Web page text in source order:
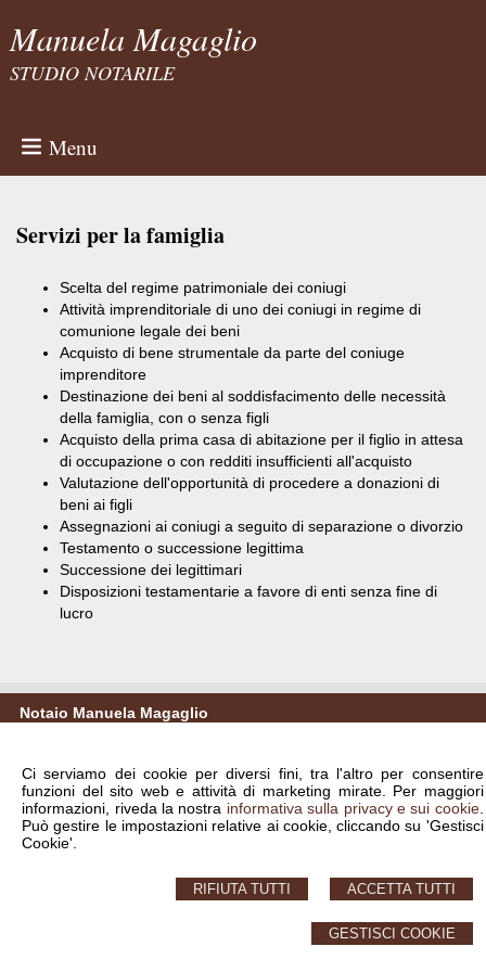
Ci serviamo dei cookie per diversi fini, tra l'altro per consentire
funzioni del sito web e attività di marketing mirate. Per maggiori
informazioni, riveda la nostra informativa sulla privacy e sui cookie.
Può gestire le impostazioni relative ai cookie, cliccando su 'Gestisci
Cookie'.
ACCETTA TUTTI
RIFIUTA TUTTI
GESTISCI COOKIE
Manuela Magaglio
STUDIO NOTARILE
Menu
Servizi per la famiglia
Scelta del regime patrimoniale dei coniugi
Attività imprenditoriale di uno dei coniugi in regime di
comunione legale dei beni
Acquisto di bene strumentale da parte del coniuge
imprenditore
Destinazione dei beni al soddisfacimento delle necessità
della famiglia, con o senza figli
Acquisto della prima casa di abitazione per il figlio in attesa
di occupazione o con redditi insufficienti all'acquisto
Valutazione dell'opportunità di procedere a donazioni di
beni ai figli
Assegnazioni ai coniugi a seguito di separazione o divorzio
Testamento o successione legittima
Successione dei legittimari
Disposizioni testamentarie a favore di enti senza fine di
lucro
Notaio Manuela Magaglio
© 2026 Copyright Studio Notarile Manuela Magaglio. Tutti i diritti riservati | P.IVA
12239590156 |
Sitemap-Privacy-Cookie Policy-Gestisci Cookie -Credits